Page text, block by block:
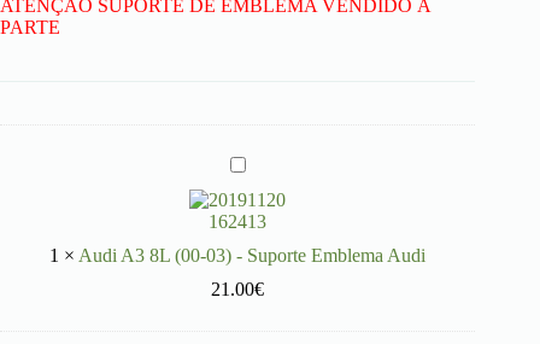
ATENÇÃO SUPORTE DE EMBLEMA VENDIDO À
PARTE
A
d
i
A
3
8
1 × Audi A3 8L (00-03) - Suporte Emblema Audi
21.00€